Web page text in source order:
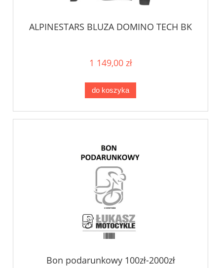
ALPINESTARS BLUZA DOMINO TECH BK
1 149,00 zł
do koszyka
Bon podarunkowy 100zł-2000zł